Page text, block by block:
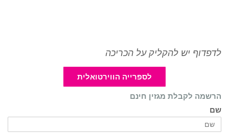
לדפדוף יש להקליק על הכריכה
לספרייה הווירטואלית
הרשמה לקבלת מגזין חינם
שם